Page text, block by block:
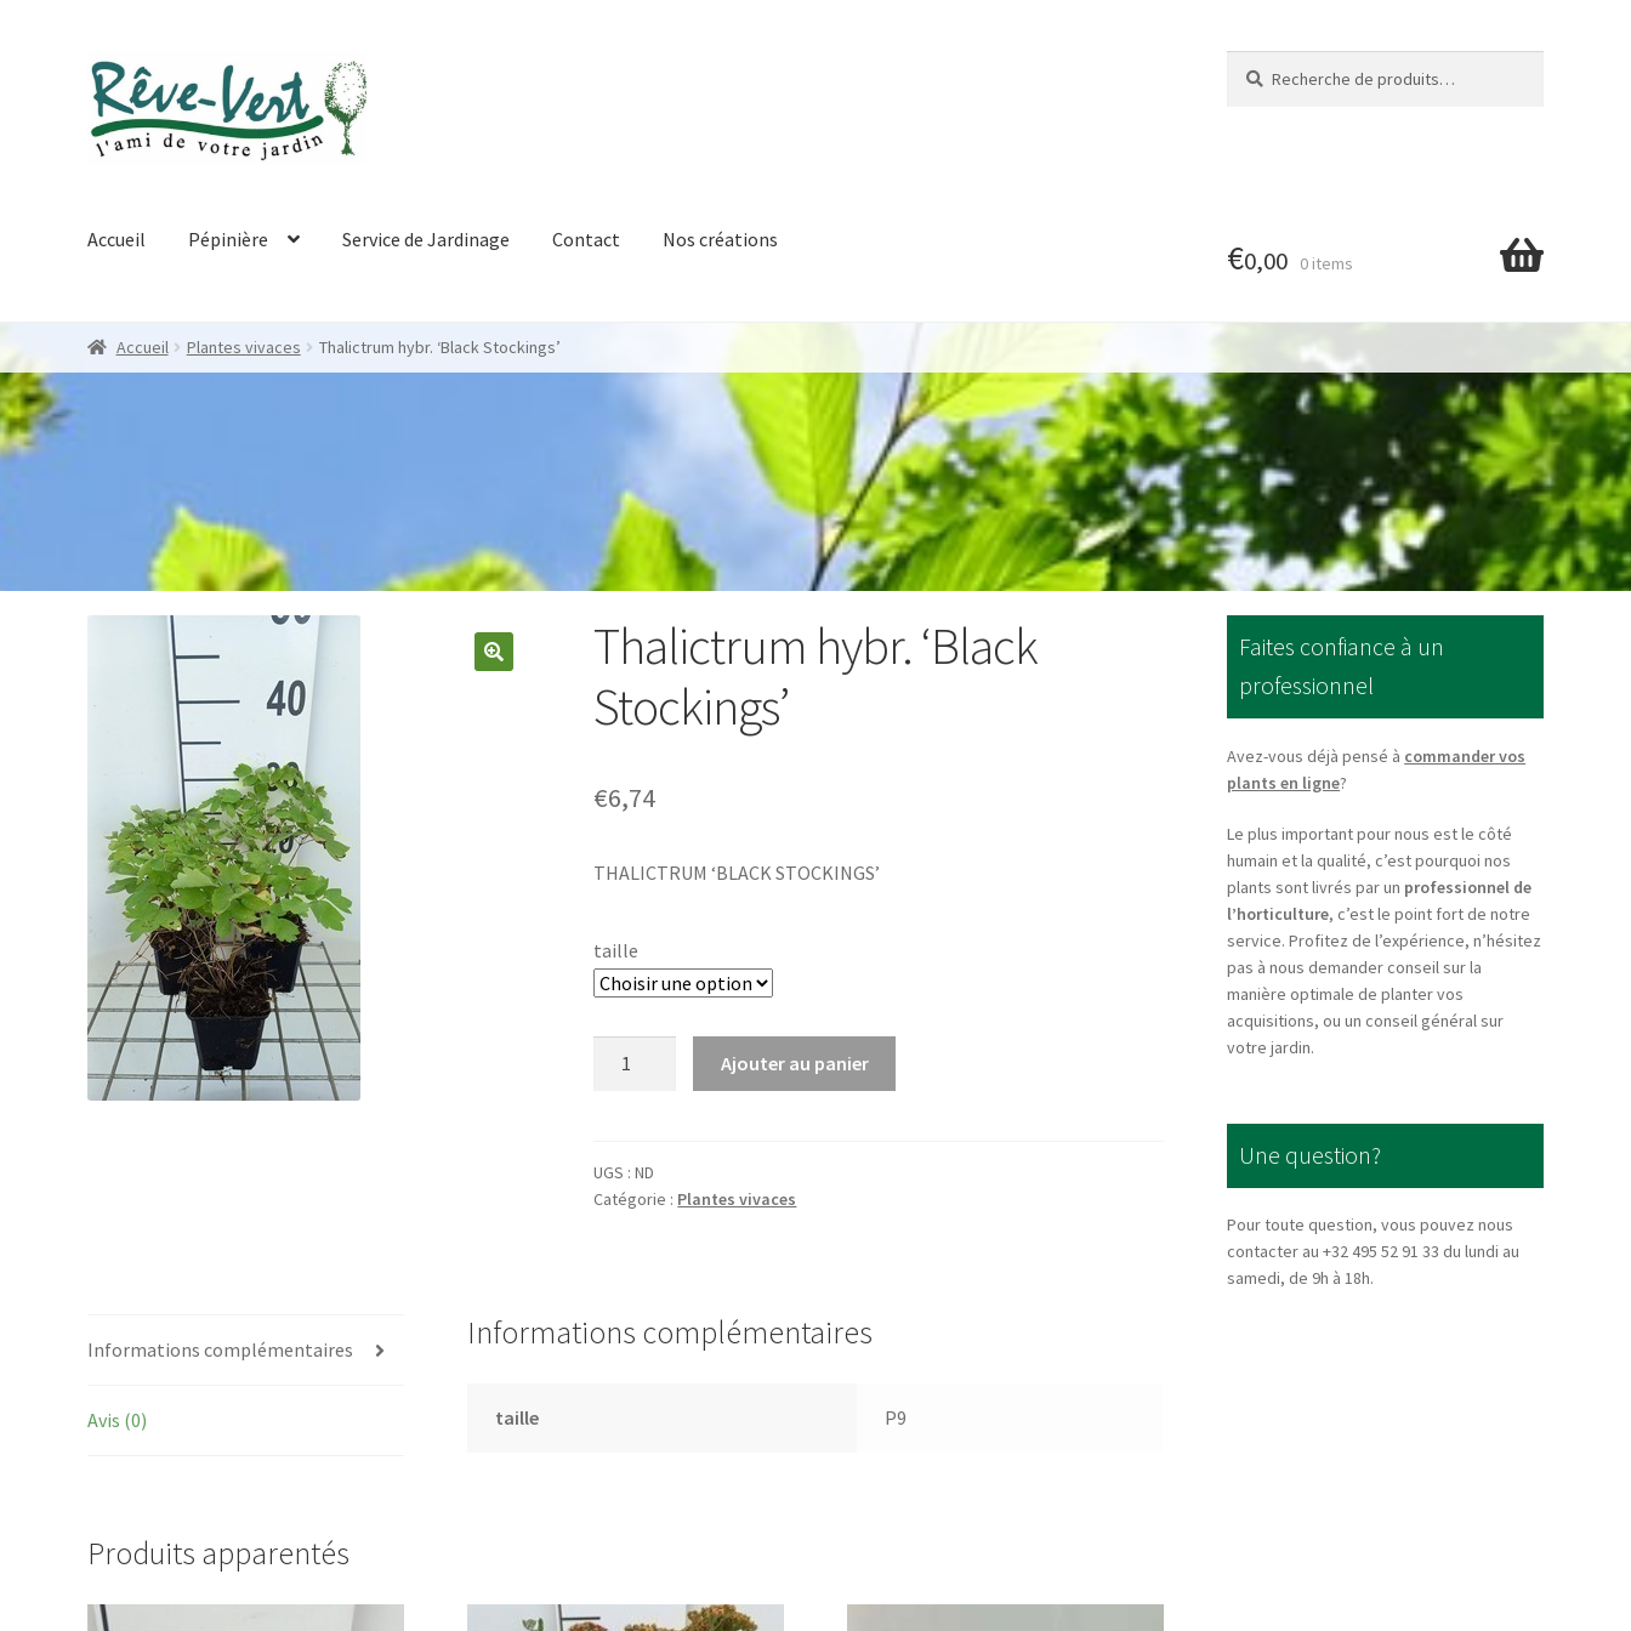
Skip
to
navigation
Skip
to
content
pour :
Accueil Pépinière Service de Jardinage Contact Nos créations €0,00 0 items
Accueil Plantes vivaces Thalictrum hybr. ‘Black Stockings’
Thalictrum hybr. ‘Black
Stockings’
€6,74
THALICTRUM ‘BLACK STOCKINGS’
taille
'Black
Stockings'
Ajouter au panier
UGS :ND
Catégorie : Plantes vivaces
Informations complémentaires
Avis (0)
Informations complémentaires
taille P9
Produits apparentés
Faites confiance à un
professionnel
Avez-vous déjà pensé à commander vos
plants en ligne?
Le plus important pour nous est le côté
humain et la qualité, c’est pourquoi nos
plants sont livrés par un professionnel de
l’horticulture, c’est le point fort de notre
service. Profitez de l’expérience, n’hésitez
pas à nous demander conseil sur la
manière optimale de planter vos
acquisitions, ou un conseil général sur
votre jardin.
Une question?
Pour toute question, vous pouvez nous
contacter au +32 495 52 91 33 du lundi au
samedi, de 9h à 18h.